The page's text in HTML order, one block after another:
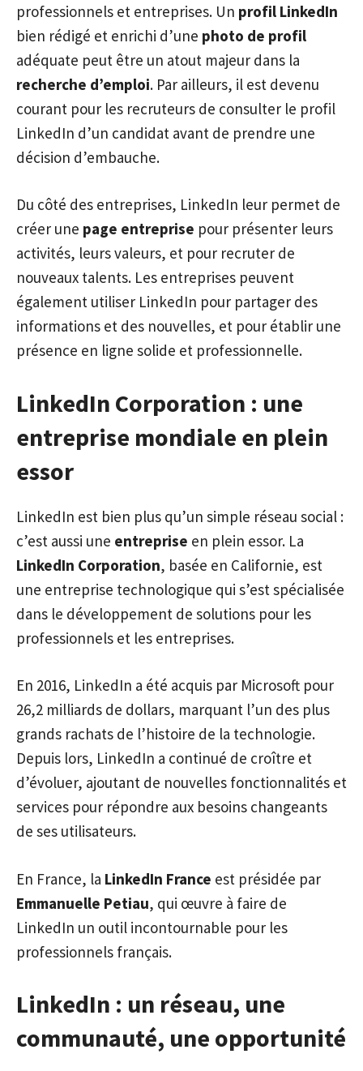
professionnels et entreprises. Un profil LinkedIn
bien rédigé et enrichi d’une photo de profil
adéquate peut être un atout majeur dans la
recherche d’emploi. Par ailleurs, il est devenu
courant pour les recruteurs de consulter le profil
LinkedIn d’un candidat avant de prendre une
décision d’embauche.
Du côté des entreprises, LinkedIn leur permet de
créer une page entreprise pour présenter leurs
activités, leurs valeurs, et pour recruter de
nouveaux talents. Les entreprises peuvent
également utiliser LinkedIn pour partager des
informations et des nouvelles, et pour établir une
présence en ligne solide et professionnelle.
LinkedIn Corporation : une
entreprise mondiale en plein
essor
LinkedIn est bien plus qu’un simple réseau social :
c’est aussi une entreprise en plein essor. La
LinkedIn Corporation, basée en Californie, est
une entreprise technologique qui s’est spécialisée
dans le développement de solutions pour les
professionnels et les entreprises.
En 2016, LinkedIn a été acquis par Microsoft pour
26,2 milliards de dollars, marquant l’un des plus
grands rachats de l’histoire de la technologie.
Depuis lors, LinkedIn a continué de croître et
d’évoluer, ajoutant de nouvelles fonctionnalités et
services pour répondre aux besoins changeants
de ses utilisateurs.
En France, la LinkedIn France est présidée par
Emmanuelle Petiau, qui œuvre à faire de
LinkedIn un outil incontournable pour les
professionnels français.
LinkedIn : un réseau, une
communauté, une opportunité